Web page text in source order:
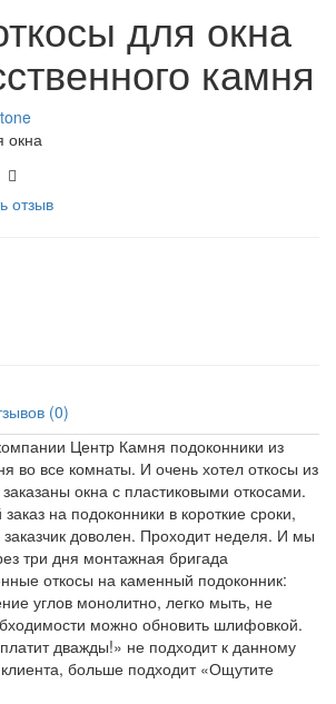
для окна
камня
окна
отзыв
(0)
Центр Камня подоконники из
во все комнаты. И очень хотел откосы из
окна с пластиковыми откосами.
на подоконники в короткие сроки,
доволен. Проходит неделя. И мы
три дня монтажная бригада
откосы на каменный подоконник:
углов монолитно, легко мыть, не
можно обновить шлифовкой.
дважды!» не подходит к данному
клиента, больше подходит «Ощутите